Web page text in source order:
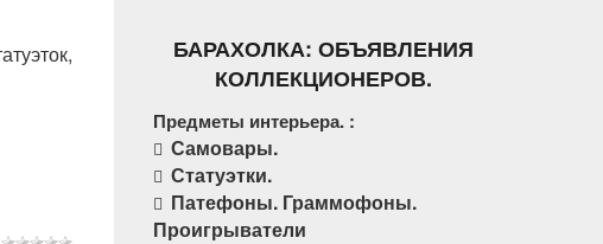
БАРАХОЛКА: ОБЪЯВЛЕНИЯ
КОЛЛЕКЦИОНЕРОВ.
Предметы интерьера. :
Самовары.
Статуэтки.
Патефоны. Граммофоны.
Проигрыватели